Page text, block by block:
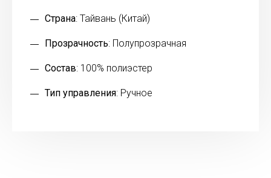
Страна: Тайвань (Китай)
Прозрачность: Полупрозрачная
Состав: 100% полиэстер
Тип управления: Ручное